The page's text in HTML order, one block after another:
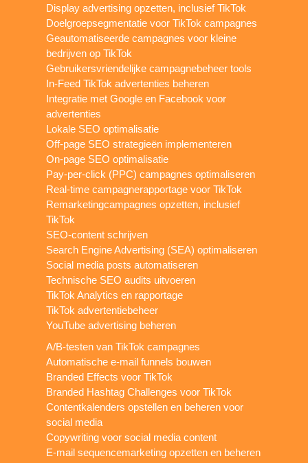
Display advertising opzetten, inclusief TikTok
Doelgroepsegmentatie voor TikTok campagnes
Geautomatiseerde campagnes voor kleine
bedrijven op TikTok
Gebruikersvriendelijke campagnebeheer tools
In-Feed TikTok advertenties beheren
Integratie met Google en Facebook voor
advertenties
Lokale SEO optimalisatie
Off-page SEO strategieën implementeren
On-page SEO optimalisatie
Pay-per-click (PPC) campagnes optimaliseren
Real-time campagnerapportage voor TikTok
Remarketingcampagnes opzetten, inclusief
TikTok
SEO-content schrijven
Search Engine Advertising (SEA) optimaliseren
Social media posts automatiseren
Technische SEO audits uitvoeren
TikTok Analytics en rapportage
TikTok advertentiebeheer
YouTube advertising beheren
A/B-testen van TikTok campagnes
Automatische e-mail funnels bouwen
Branded Effects voor TikTok
Branded Hashtag Challenges voor TikTok
Contentkalenders opstellen en beheren voor
social media
Copywriting voor social media content
E-mail sequencemarketing opzetten en beheren